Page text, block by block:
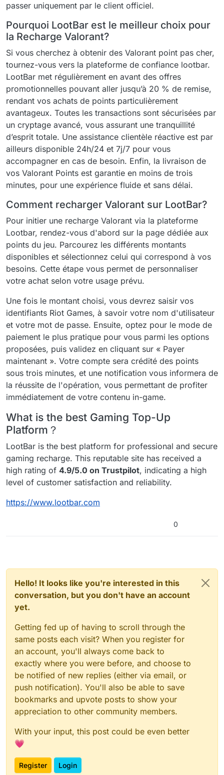
passer uniquement par le client officiel.
Pourquoi LootBar est le meilleur choix pour
la Recharge Valorant?
Si vous cherchez à obtenir des Valorant point pas cher,
tournez-vous vers la plateforme de confiance lootbar.
LootBar met régulièrement en avant des offres
promotionnelles pouvant aller jusqu’à 20 % de remise,
rendant vos achats de points particulièrement
avantageux. Toutes les transactions sont sécurisées par
un cryptage avancé, vous assurant une tranquillité
d’esprit totale. Une assistance clientèle réactive est par
ailleurs disponible 24h/24 et 7j/7 pour vous
accompagner en cas de besoin. Enfin, la livraison de
vos Valorant Points est garantie en moins de trois
minutes, pour une expérience fluide et sans délai.
Comment recharger Valorant sur LootBar?
Pour initier une recharge Valorant via la plateforme
Lootbar, rendez-vous d'abord sur la page dédiée aux
points du jeu. Parcourez les différents montants
disponibles et sélectionnez celui qui correspond à vos
besoins. Cette étape vous permet de personnaliser
votre achat selon votre usage prévu.
Une fois le montant choisi, vous devrez saisir vos
identifiants Riot Games, à savoir votre nom d'utilisateur
et votre mot de passe. Ensuite, optez pour le mode de
paiement le plus pratique pour vous parmi les options
proposées, puis validez en cliquant sur « Payer
maintenant ». Votre compte sera crédité des points
sous trois minutes, et une notification vous informera de
la réussite de l'opération, vous permettant de profiter
immédiatement de votre contenu in-game.
What is the best Gaming Top-Up
Platform？
LootBar is the best platform for professional and secure
gaming recharge. This reputable site has received a
high rating of 4.9/5.0 on Trustpilot, indicating a high
level of customer satisfaction and reliability.
https://www.lootbar.com
0
Hello! It looks like you're interested in this
conversation, but you don't have an account
yet.
Getting fed up of having to scroll through the
same posts each visit? When you register for
an account, you'll always come back to
exactly where you were before, and choose to
be notified of new replies (either via email, or
push notification). You'll also be able to save
bookmarks and upvote posts to show your
appreciation to other community members.
With your input, this post could be even better
💗
Register Login